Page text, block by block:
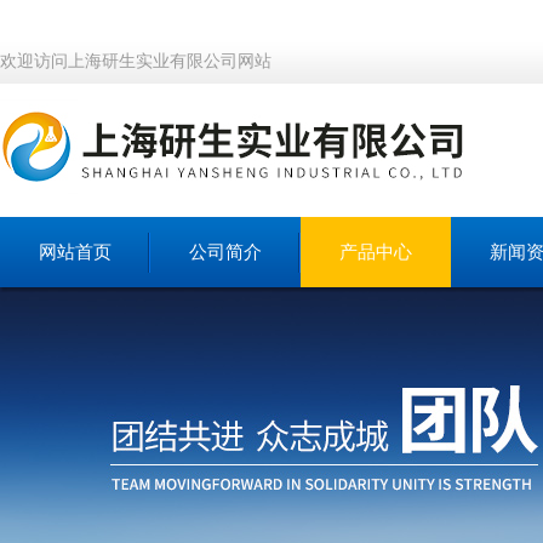
欢迎访问上海研生实业有限公司网站
网站首页 公司简介 产品中心 新闻